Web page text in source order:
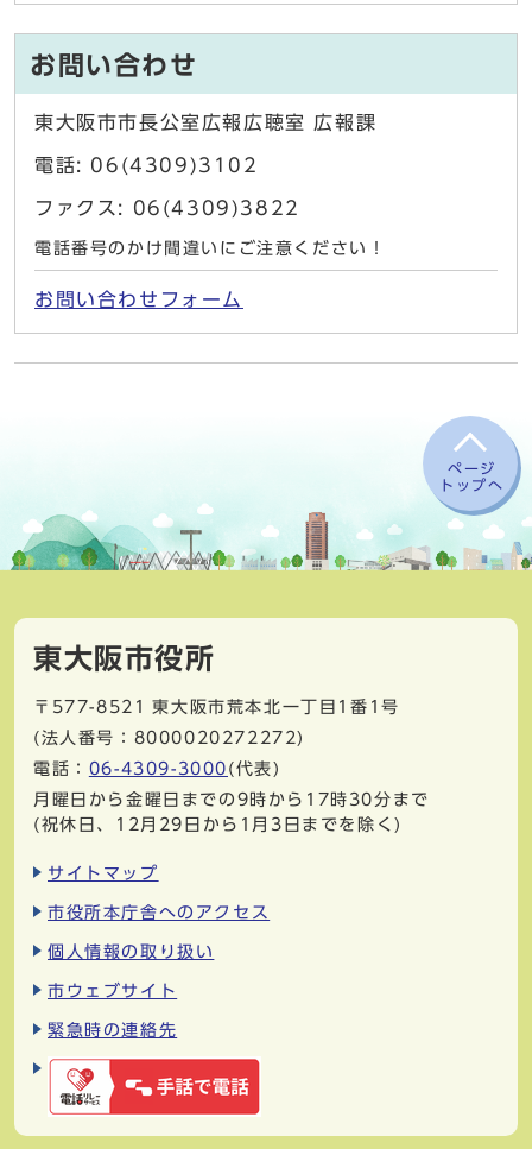
お問い合わせ
東大阪市市長公室広報広聴室 広報課
電話: 06(4309)3102
ファクス: 06(4309)3822
電話番号のかけ間違いにご注意ください！
お問い合わせフォーム
ページ
トップへ
東大阪市役所
〒577-8521
東大阪市荒本北一丁目1番1号
(法人番号：8000020272272)
電話： 06-4309-3000 (代表)
月曜日から金曜日までの9時から17時30分まで
(祝休日、12月29日から1月3日までを除く)
サイトマップ
市役所本庁舎へのアクセス
個人情報の取り扱い
市ウェブサイト
緊急時の連絡先